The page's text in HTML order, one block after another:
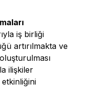
iş birliği
artırılmakta ve
ilişkiler
etkinliğini